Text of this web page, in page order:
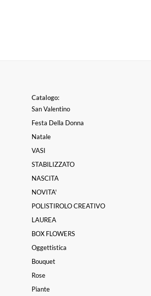
Catalogo:
San Valentino
Festa Della Donna
Natale
VASI
STABILIZZATO
NASCITA
NOVITA'
POLISTIROLO CREATIVO
LAUREA
BOX FLOWERS
Oggettistica
Bouquet
Rose
Piante